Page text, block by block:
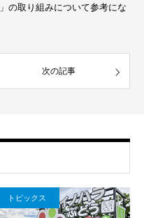
の取り組みについて参考にな
次の記事
トピックス